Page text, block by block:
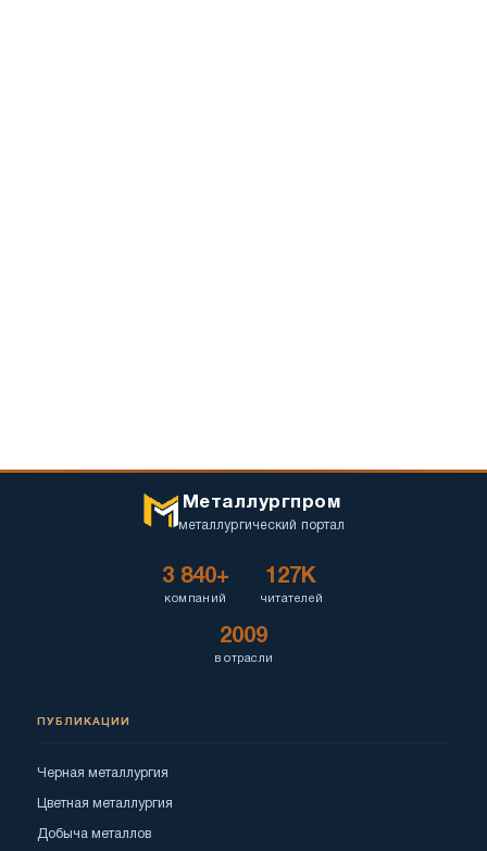
Металлургпром
металлургический портал
3 840+
компаний
127K
читателей
2009
в отрасли
ПУБЛИКАЦИИ
Черная металлургия
Цветная металлургия
Добыча металлов